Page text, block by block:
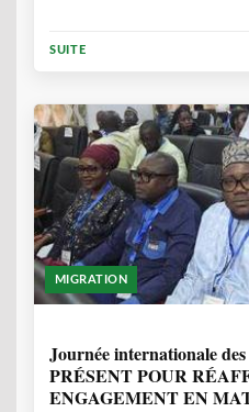
SUITE
MIGRATION
Journée internationale
PRÉSENT POUR
ENGAGEMENT EN